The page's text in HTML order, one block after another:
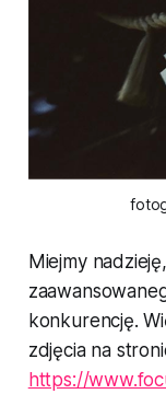
Miejmy
konkurencję.
zdjęcia na
https://